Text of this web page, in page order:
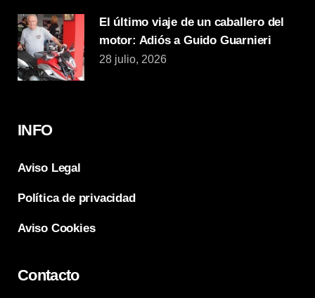
El último viaje de un caballero del
motor: Adiós a Guido Guarnieri
28 julio, 2026
INFO
Aviso Legal
Política de privacidad
Aviso Cookies
Contacto